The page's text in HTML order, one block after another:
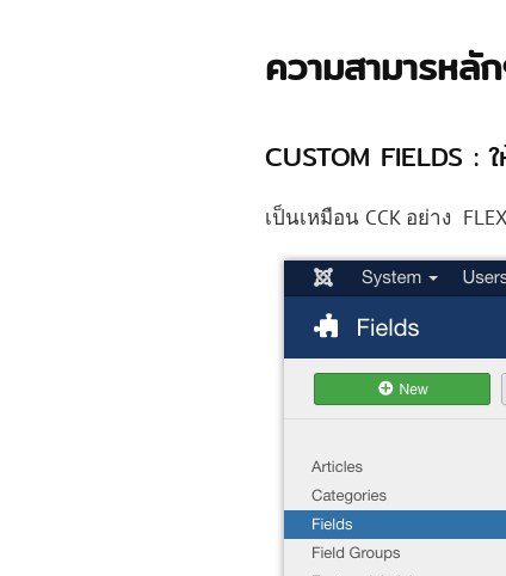
ความสามารห
CUSTOM FIELDS
เป็นเหมือน CCK อย่าง